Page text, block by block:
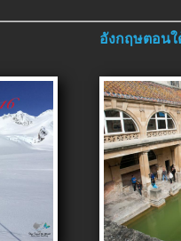
อังกฤษตอนใ